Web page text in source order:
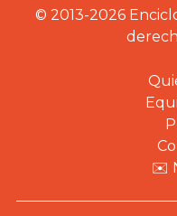
© 2013-2026
✉️